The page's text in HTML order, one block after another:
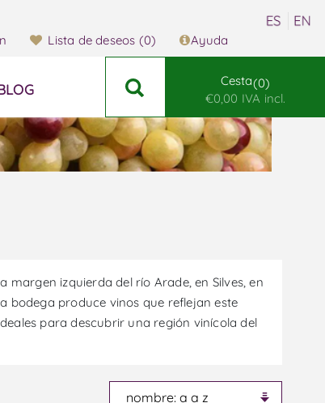
Lista de deseos (0) Ayuda
Cesta 0
€0,00 IVA incl.
izquierda del río Arade, en Silves, en
bodega produce vinos que reflejan este
para descubrir una región vinícola del